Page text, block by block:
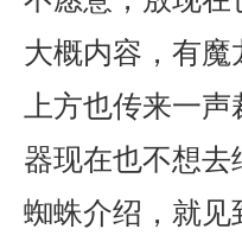
大概内容，有
上方也传来一
器现在也不想去
蜘蛛介绍，就见